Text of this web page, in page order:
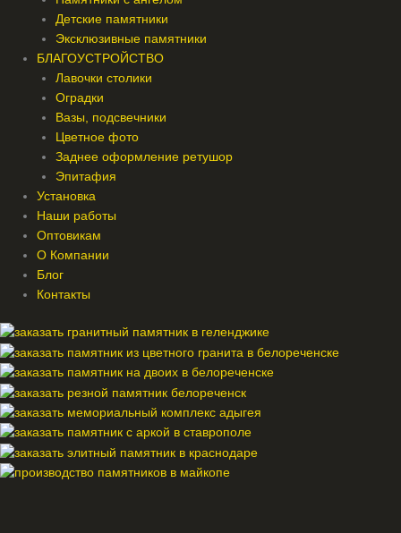
Детские памятники
Эксклюзивные памятники
БЛАГОУСТРОЙСТВО
Лавочки столики
Оградки
Вазы, подсвечники
Цветное фото
Заднее оформление ретушор
Эпитафия
Установка
Наши работы
Оптовикам
О Компании
Блог
Контакты